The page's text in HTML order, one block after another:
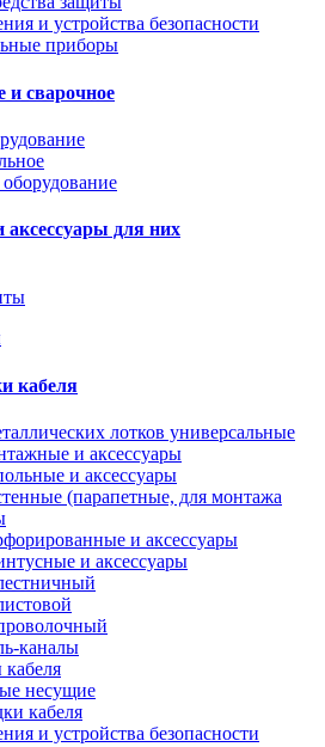
и устройства безопасности
приборы
и сварочное
для них
кабеля
лотков универсальные
и аксессуары
и аксессуары
(парапетные, для монтажа
и аксессуары
и аксессуары
каналы
несущие
кабеля
и устройства безопасности